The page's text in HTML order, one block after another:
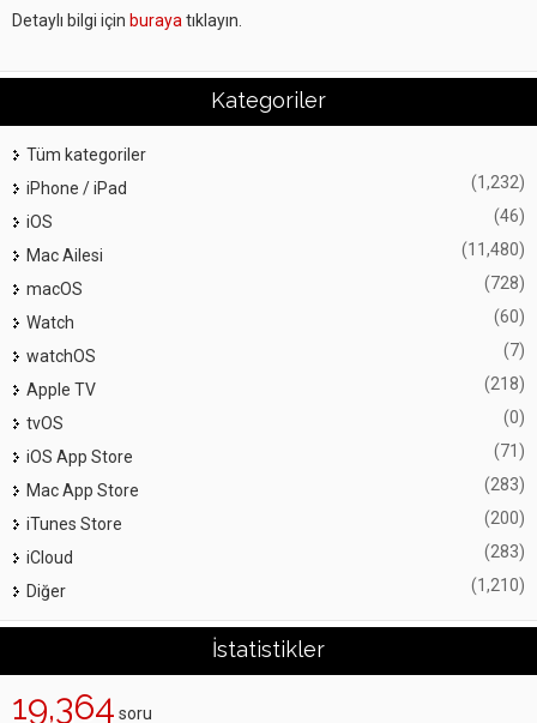
Detaylı bilgi için buraya tıklayın.
Kategoriler
Tüm kategoriler
iPhone / iPad
(1,232)
iOS (46)
Mac Ailesi (11,480)
macOS (728)
Watch (60)
watchOS (7)
Apple TV (218)
tvOS (0)
iOS App Store (71)
Mac App Store (283)
iTunes Store (200)
iCloud (283)
Diğer (1,210)
İstatistikler
19,364 soru